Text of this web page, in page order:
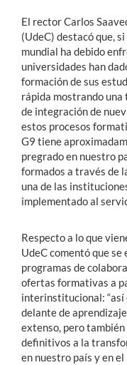
El rector Carlos
(UdeC) destacó que,
mundial ha debido
universidades han
formación de sus
rápida mostrando una
de integración de
estos procesos
G9 tiene
pregrado en nuestro
formados a través de
una de las
implementado al
Respecto a lo que
UdeC comentó que
programas de
ofertas formativas a
interinstitucional: “así
delante de
extenso, pero
definitivos a la
en nuestro país y en el